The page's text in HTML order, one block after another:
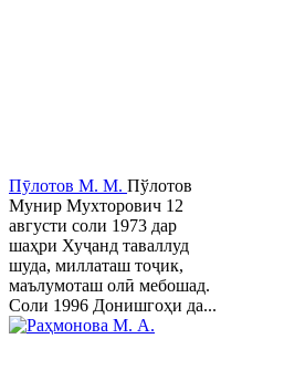
Пӯлотов М. М. Пўлотов
Мунир Мухторович 12
августи соли 1973 дар
шаҳри Хуҷанд таваллуд
шуда, миллаташ тоҷик,
маълумоташ олӣ мебошад.
Соли 1996 Донишгоҳи да...